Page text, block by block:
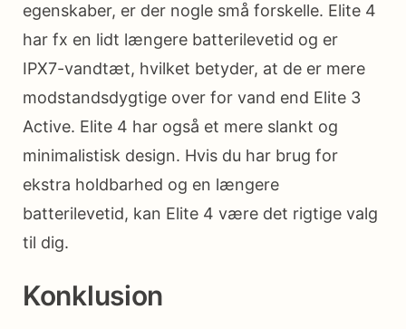
egenskaber, er der nogle små forskelle. Elite 4
har fx en lidt længere batterilevetid og er
IPX7-vandtæt, hvilket betyder, at de er mere
modstandsdygtige over for vand end Elite 3
Active. Elite 4 har også et mere slankt og
minimalistisk design. Hvis du har brug for
ekstra holdbarhed og en længere
batterilevetid, kan Elite 4 være det rigtige valg
til dig.
Konklusion